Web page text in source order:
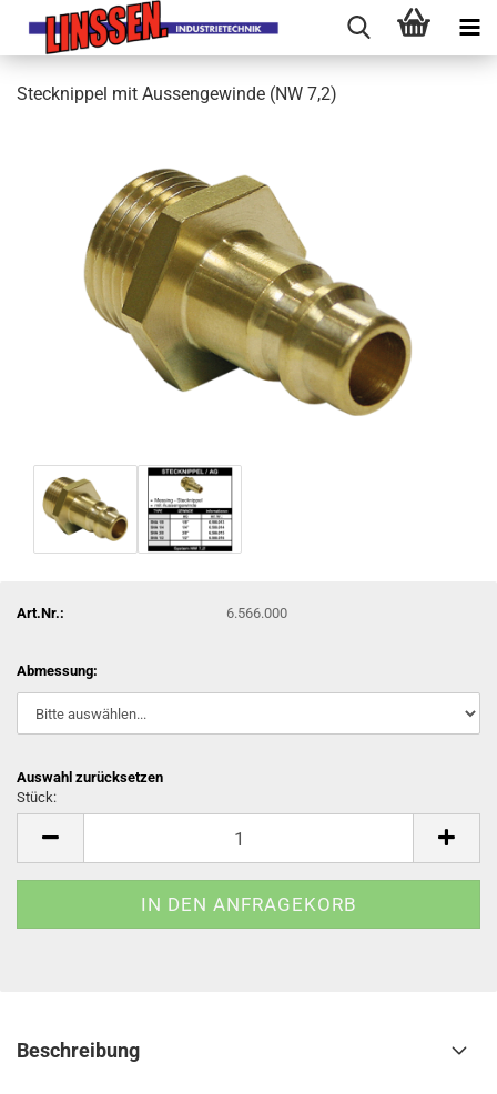
Stecknippel mit Aussengewinde (NW 7,2)
Art.Nr.: 6.566.000
Abmessung:
Auswahl zurücksetzen
Stück:
Beschreibung